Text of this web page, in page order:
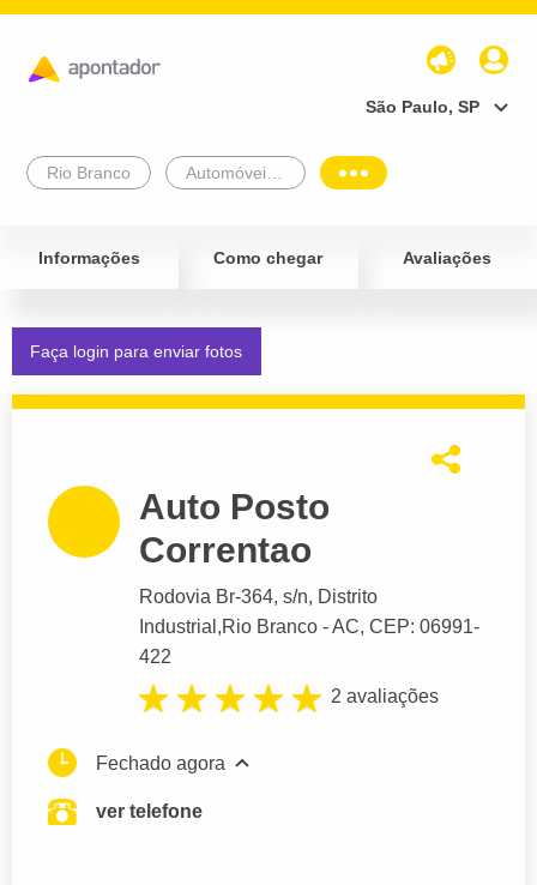
São Paulo, SP
Rio Branco
Informações Como chegar Avaliações
Faça login para enviar fotos
Auto Posto
Correntao
Rodovia Br-364, s/n, Distrito
Industrial,Rio Branco - AC, CEP: 06991-
422
2 avaliações
Fechado agora
ver telefone